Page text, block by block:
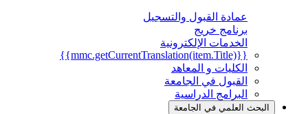
عمادة القبول والتسجيل
برنامج خريج
الخدمات الإلكترونية
{{mmc.getCurrentTranslation(item.Title)}}
الكليات و المعاهد
القبول في الجامعة
البرامج الدراسية
البحث العلمي في الجامعة